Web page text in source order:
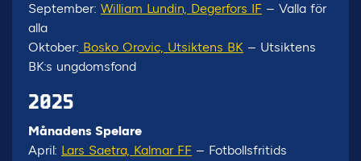
September: William Lundin, Degerfors IF – Valla för
alla
Oktober: Bosko Orovic, Utsiktens BK – Utsiktens
BK:s ungdomsfond
2025
Månadens Spelare
April: Lars Saetra, Kalmar FF – Fotbollsfritids